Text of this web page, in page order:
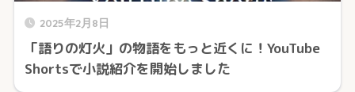
2025年2月8日
「語りの灯火」の物語をもっと近くに！YouTube
Shortsで小説紹介を開始しました